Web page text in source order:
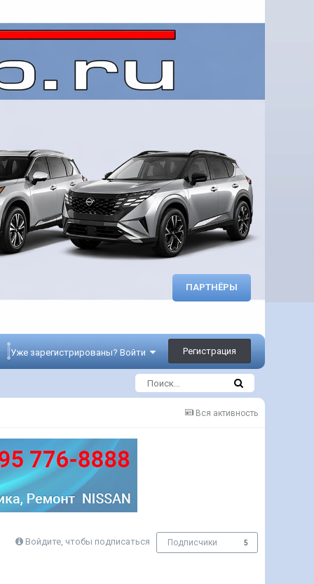
ПАРТНЁРЫ
Уже зарегистрированы? Войти Регистрация
Вся активность
Войдите, чтобы подписаться Подписчики 5